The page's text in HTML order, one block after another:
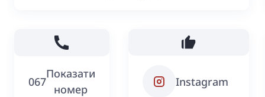
067
Показати
номер
Instagram